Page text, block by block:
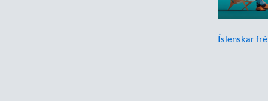
Íslenskar